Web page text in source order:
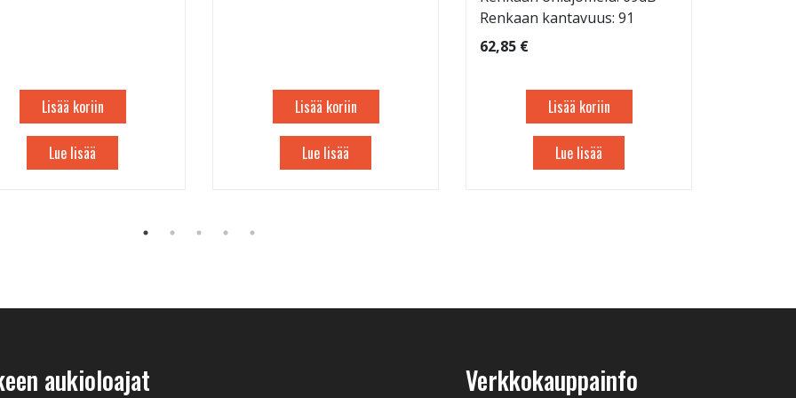
Lisää koriin
Lue lisää
Lisää koriin
Lue lisää
Renkaan kantavuus: 91
62,85 €
Lisää koriin
Lue lisää
aukioloajat Verkkokauppainfo